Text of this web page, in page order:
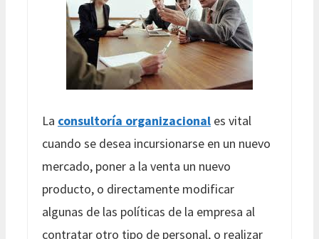
La consultoría organizacional es vital
cuando se desea incursionarse en un nuevo
mercado, poner a la venta un nuevo
producto, o directamente modificar
algunas de las políticas de la empresa al
contratar otro tipo de personal, o realizar